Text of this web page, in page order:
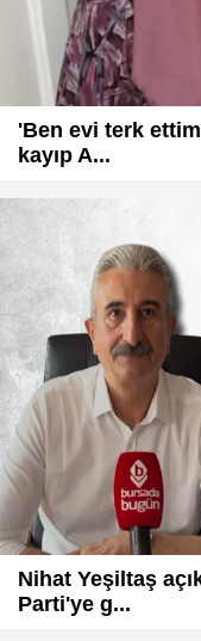
'Ben evi terk
kayıp A...
Nihat Yeşiltaş
Parti'ye g...